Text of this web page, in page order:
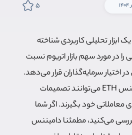
5
ابزار تحلیلی کاربردی شناخته
در مورد سهم بازار اتریوم نسبت
در اختیار سرمایه‌گذاران قرار می‌دهد.
کاربران با استفاده از دامیننس ETH می‌توانند تصمیمات
معاملاتی خود بگیرند. اگر شما
بررسی می‌کنید، مطمئنا دامیننس